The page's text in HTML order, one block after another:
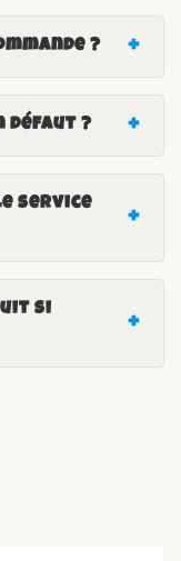
?
défaut ?
service
si